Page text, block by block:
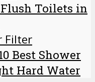
Flush Toilets in
Best Shower
Hard Water